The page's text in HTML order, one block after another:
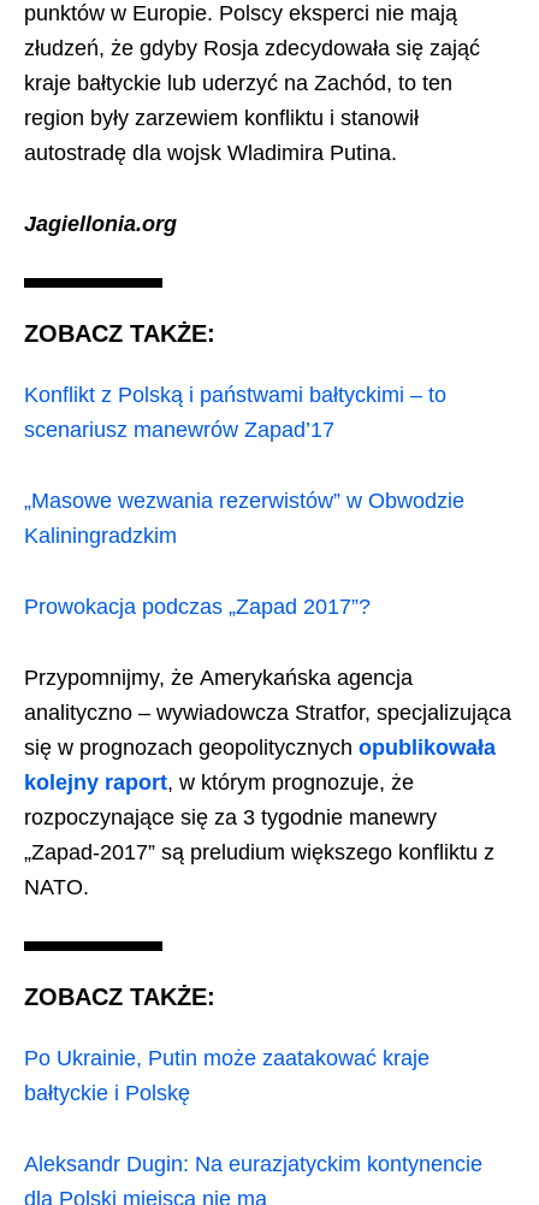
punktów w Europie. Polscy eksperci nie mają
złudzeń, że gdyby Rosja zdecydowała się zająć
kraje bałtyckie lub uderzyć na Zachód, to ten
region były zarzewiem konfliktu i stanowił
autostradę dla wojsk Wladimira Putina.
Jagiellonia.org
ZOBACZ TAKŻE:
Konflikt z Polską i państwami bałtyckimi – to
scenariusz manewrów Zapad’17
„Masowe wezwania rezerwistów” w Obwodzie
Kaliningradzkim
Prowokacja podczas „Zapad 2017”?
Przypomnijmy, że Amerykańska agencja
analityczno – wywiadowcza Stratfor, specjalizująca
się w prognozach geopolitycznych opublikowała
kolejny raport, w którym prognozuje, że
rozpoczynające się za 3 tygodnie manewry
„Zapad-2017” są preludium większego konfliktu z
NATO.
ZOBACZ TAKŻE:
Po Ukrainie, Putin może zaatakować kraje
bałtyckie i Polskę
Aleksandr Dugin: Na eurazjatyckim kontynencie
dla Polski miejsca nie ma